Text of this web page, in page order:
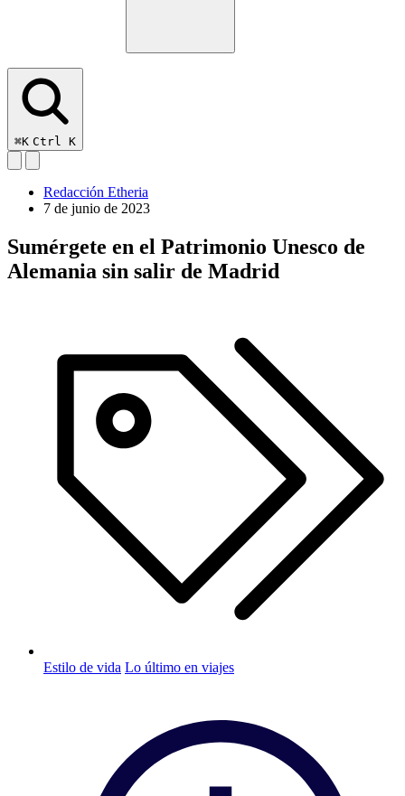
⌘K Ctrl K
Redacción Etheria
7 de junio de 2023
Sumérgete en el Patrimonio Unesco de
Alemania sin salir de Madrid
Estilo de vida Lo último en viajes